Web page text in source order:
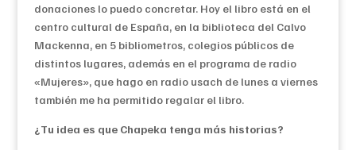
donaciones lo puedo concretar. Hoy el libro está en el
centro cultural de España, en la biblioteca del Calvo
Mackenna, en 5 bibliometros, colegios públicos de
distintos lugares, además en el programa de radio
«Mujeres», que hago en radio usach de lunes a viernes
también me ha permitido regalar el libro.
¿Tu idea es que Chapeka tenga más historias?